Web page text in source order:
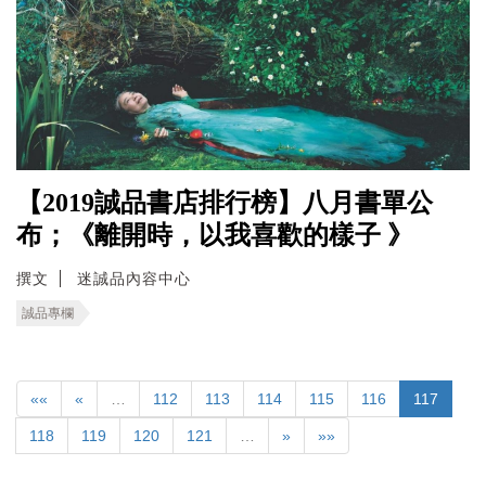
【2019誠品書店排行榜】八月書單公
布；《離開時，以我喜歡的樣子 》
撰文 迷誠品內容中心
誠品專欄
«« « 112 113 114 115 116 117
118 119 120 121 » »»